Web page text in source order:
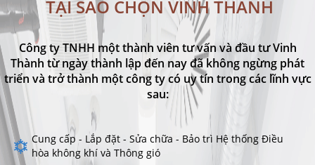
TẠI SAO CHỌN VINH THÀNH
Công ty TNHH một thành viên tư vấn và đầu tư Vinh
Thành từ ngày thành lập đến nay đã không ngừng phát
triển và trở thành một công ty có uy tín trong các lĩnh vực
sau:
Cung cấp - Lắp đặt - Sửa chữa - Bảo trì Hệ thống Điều
hòa không khí và Thông gió